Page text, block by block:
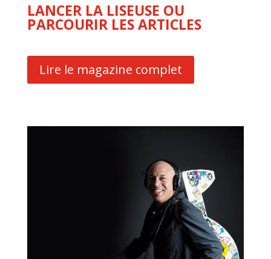
LANCER LA LISEUSE OU
PARCOURIR LES ARTICLES
Lire le magazine complet